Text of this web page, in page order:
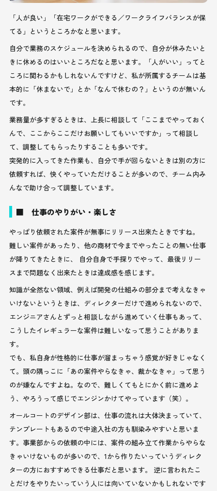
「人が良い」「在宅ワークができる／ワークライフバランスが保
てる」というところかなと思います。
自分で業務のスケジュールを決められるので、自分が休みたいと
きに休めるのはいいところだなと思います。「人がいい」ってと
ころに関わるかもしれないんですけど、私が所属するチームは基
本的に「休まないで」とか「なんで休むの？」というのが無いん
です。
業務量が多すぎるときは、上長に相談して「ここまでやっておく
んで、ここからここだけお願いしてもいいですか」って相談し
て、調整してもらったりすることも多いです。
突発的に入ってきた作業も、自分で手が回らないときは別の方に
依頼すれば、快くやっていただけることが多いので、チーム内み
んなで助け合って調整しています。
■ 仕事のやりがい・楽しさ
やっぱり依頼された案件が無事にリリース出来たときですね。
難しい案件があったり、他の商材で今までやったことの無い仕事
が降りてきたときに、 自分自身で手探りでやって、最後リリー
スまで問題なく出来たときは達成感を感じます。
知識が全然ない領域、例えば開発の仕組みの部分まで考えなきゃ
いけないというときは、ディレクターだけで進められないので、
エンジニアさんとずっと相談しながら進めていく仕事もあって、
こうしたイレギュラーな案件は難しいなって思うことがありま
す。
でも、私自身が性格的に仕事が溜まっちゃう感覚が好きじゃなく
て。頭の隅っこに「あの案件やらなきゃ、裁かなきゃ」って思う
のが嫌なんですよね。なので、難しくてもとにかく前に進めよ
う、やろうって感じでエンジンかけてやっています（笑）。
オールコートのデザイン部は、仕事の流れは大体決まっていて、
テンプレートもあるので中途入社の方も馴染みやすいと思いま
す。事業部からの依頼の中には、案件の組み立て作業からやらな
きゃいけないものが多いので、1から作りたいっていうディレク
ターの方におすすめできる仕事だと思います。 逆に言われたこ
とだけをやりたいっていう人には向いていないかもしれないです